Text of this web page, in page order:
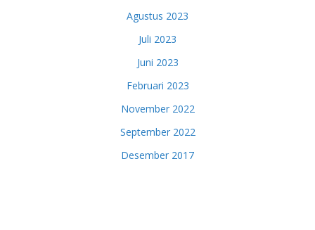
Agustus 2023
Juli 2023
Juni 2023
Februari 2023
November 2022
September 2022
Desember 2017